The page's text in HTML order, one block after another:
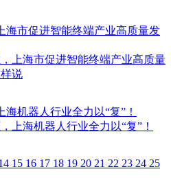
上海市促进智能终端产业高质量
说
上海机器人行业全力以“复”！
15 16 17 18 19 20 21 22 23 24 25